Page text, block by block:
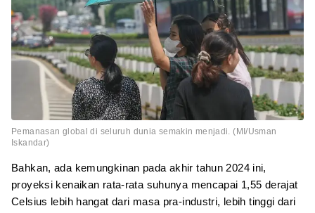
Pemanasan global di seluruh dunia semakin menjadi. (MI/Usman
Iskandar)
Bahkan, ada kemungkinan pada akhir tahun 2024 ini,
proyeksi kenaikan rata-rata suhunya mencapai 1,55 derajat
Celsius lebih hangat dari masa pra-industri, lebih tinggi dari